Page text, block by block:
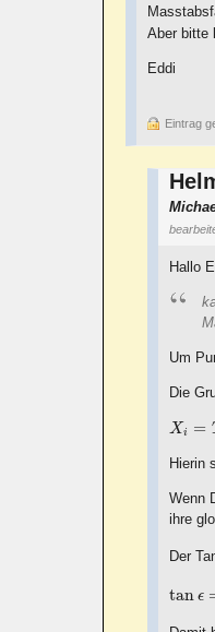
Aber bitte
Eddi
Eintrag
Hallo
Um
Die
Xi =
Xi x
Hierin
Wenn
ihre
Der
tan ϵ